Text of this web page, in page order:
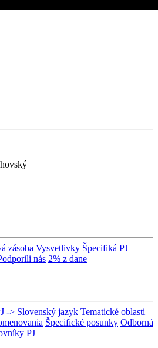
zásoba Vysvetlivky Špecifiká PJ
nás 2% z dane
-> Slovenský jazyk Tematické oblasti
Špecifické posunky Odborná
PJ